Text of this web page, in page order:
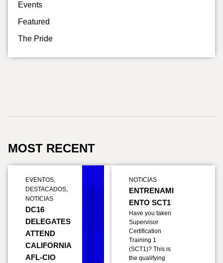
Events
Featured
The Pride
MOST RECENT
EVENTOS,
DESTACADOS,
NOTICIAS
DC16
DELEGATES
ATTEND
CALIFORNIA
AFL-CIO
NOTICIAS
ENTRENAMI
ENTO SCT1
Have you taken
Supervisor
Certification
Training 1
(SCT1)? This is
the qualifying